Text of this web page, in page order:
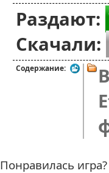
Раздают:
Скачали:
Содержание:
Понравилась